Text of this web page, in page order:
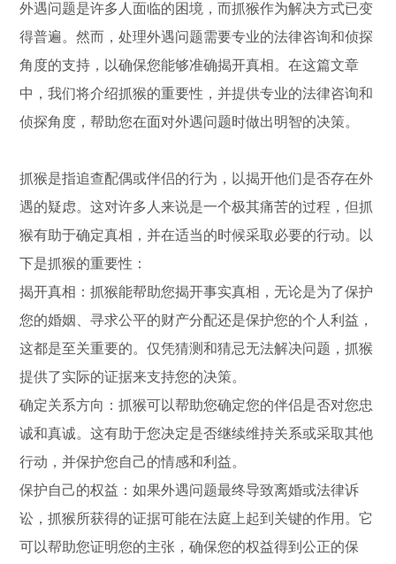
外遇问题是许多人面临的困境，而抓猴作为解决方式已变
得普遍。然而，处理外遇问题需要专业的法律咨询和侦探
角度的支持，以确保您能够准确揭开真相。在这篇文章
中，我们将介绍抓猴的重要性，并提供专业的法律咨询和
侦探角度，帮助您在面对外遇问题时做出明智的决策。
抓猴是指追查配偶或伴侣的行为，以揭开他们是否存在外
遇的疑虑。这对许多人来说是一个极其痛苦的过程，但抓
猴有助于确定真相，并在适当的时候采取必要的行动。以
下是抓猴的重要性：
揭开真相：抓猴能帮助您揭开事实真相，无论是为了保护
您的婚姻、寻求公平的财产分配还是保护您的个人利益，
这都是至关重要的。仅凭猜测和猜忌无法解决问题，抓猴
提供了实际的证据来支持您的决策。
确定关系方向：抓猴可以帮助您确定您的伴侣是否对您忠
诚和真诚。这有助于您决定是否继续维持关系或采取其他
行动，并保护您自己的情感和利益。
保护自己的权益：如果外遇问题最终导致离婚或法律诉
讼，抓猴所获得的证据可能在法庭上起到关键的作用。它
可以帮助您证明您的主张，确保您的权益得到公正的保